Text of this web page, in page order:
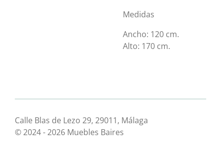
Medidas
Ancho: 120 cm.
Alto: 170 cm.
Calle Blas de Lezo 29, 29011, Málaga
© 2024 - 2026 Muebles Baires